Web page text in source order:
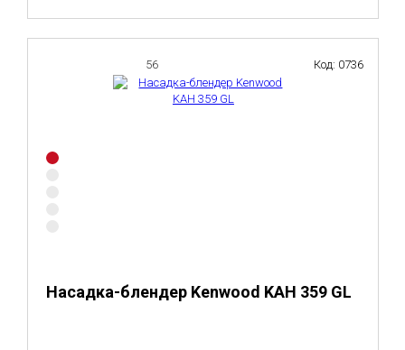
56
Насадка-блендер Kenwood KAH 359 GL
Код: 0736